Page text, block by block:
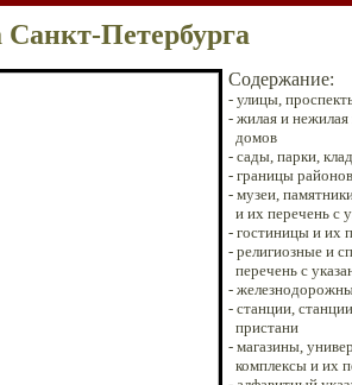
Санкт-Петербурга
Содержание:
- улицы,
- жилая и нежилая
домов
- сады, парки,
- границы
- музеи,
и их перечень с
- гостиницы и их
- религиозные и
перечень с
-
- станции,
пристани
- магазины,
комплексы и их